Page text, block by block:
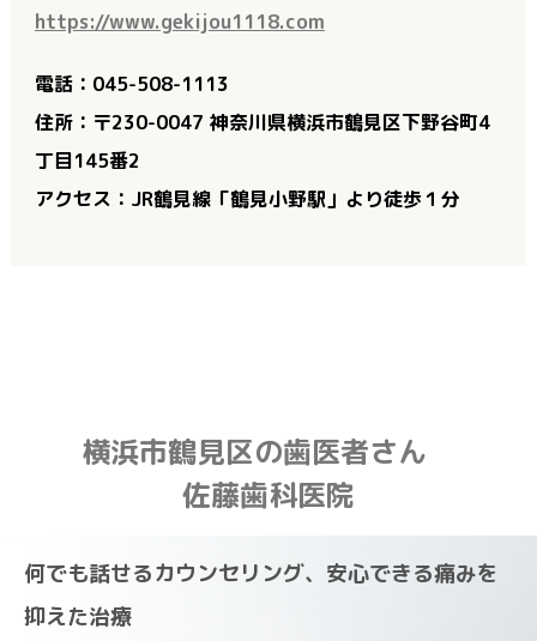
https://www.gekijou1118.com
電話：045-508-1113
住所：〒230-0047 神奈川県横浜市鶴見区下野谷町4
丁目145番2
アクセス：JR鶴見線「鶴見小野駅」より徒歩１分
横浜市鶴見区の歯医者さん
佐藤歯科医院
何でも話せるカウンセリング、安心できる痛みを
抑えた治療